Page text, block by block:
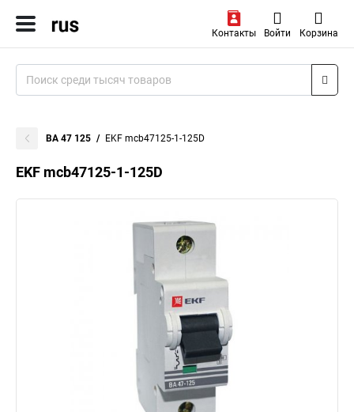
Контакты Войти Корзина
ВА 47 125 EKF mcb47125-1-125D
EKF mcb47125-1-125D